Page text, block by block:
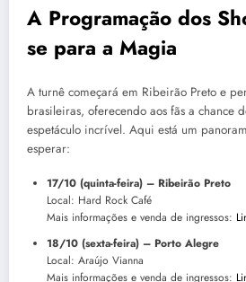
A Programação dos
se para a Magia
A turnê começará em Ribeirão Preto e
brasileiras, oferecendo aos fãs a chance
espetáculo incrível. Aqui está um
esperar:
17/10 (quinta-feira) – Ribeirão Preto
Local: Hard Rock Café
Mais informações e venda de ingressos:
18/10 (sexta-feira) – Porto Alegre
Local: Araújo Vianna
Mais informações e venda de ingressos: